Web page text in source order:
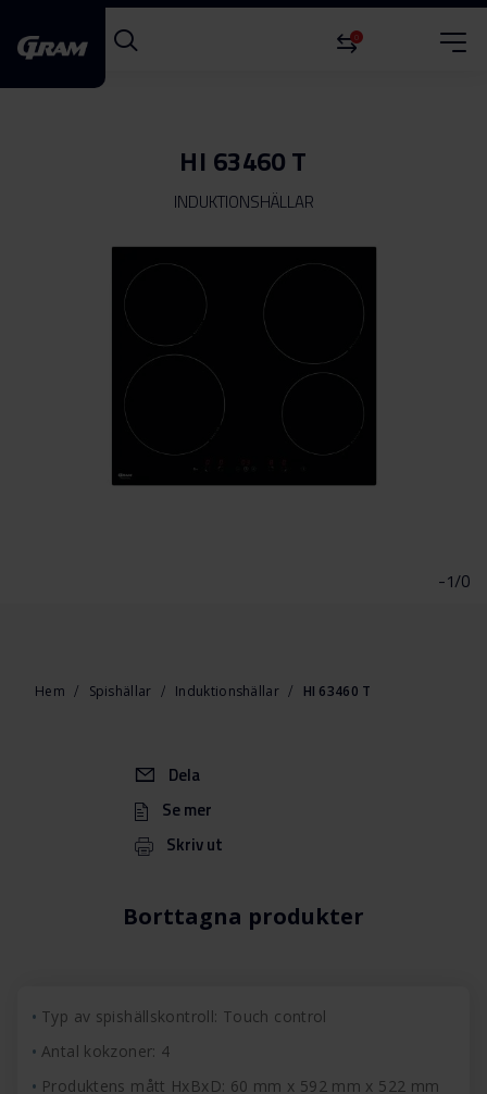
0
HI 63460 T
INDUKTIONSHÄLLAR
-1/0
Hem Spishällar Induktionshällar HI 63460 T
Borttagna produkter
Dela
Se mer
Skriv ut
Typ av spishällskontroll: Touch control
Antal kokzoner: 4
Produktens mått HxBxD: 60 mm x 592 mm x 522 mm